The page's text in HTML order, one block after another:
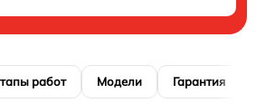
работ Модели Гарантия